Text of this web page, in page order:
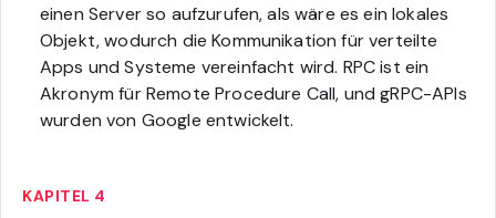
einen Server so aufzurufen, als wäre es ein lokales
Objekt, wodurch die Kommunikation für verteilte
Apps und Systeme vereinfacht wird. RPC ist ein
Akronym für Remote Procedure Call, und gRPC-APIs
wurden von Google entwickelt.
KAPITEL 4